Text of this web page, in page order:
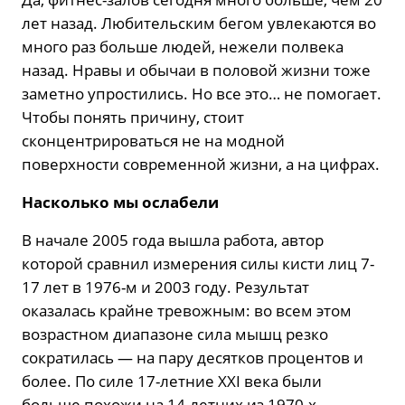
лет назад. Любительским бегом увлекаются во
много раз больше людей, нежели полвека
назад. Нравы и обычаи в половой жизни тоже
заметно упростились. Но все это… не помогает.
Чтобы понять причину, стоит
сконцентрироваться не на модной
поверхности современной жизни, а на цифрах.
Насколько мы ослабели
В начале 2005 года вышла работа, автор
которой сравнил измерения силы кисти лиц 7-
17 лет в 1976-м и 2003 году. Результат
оказалась крайне тревожным: во всем этом
возрастном диапазоне сила мышц резко
сократилась — на пару десятков процентов и
более. По силе 17-летние XXI века были